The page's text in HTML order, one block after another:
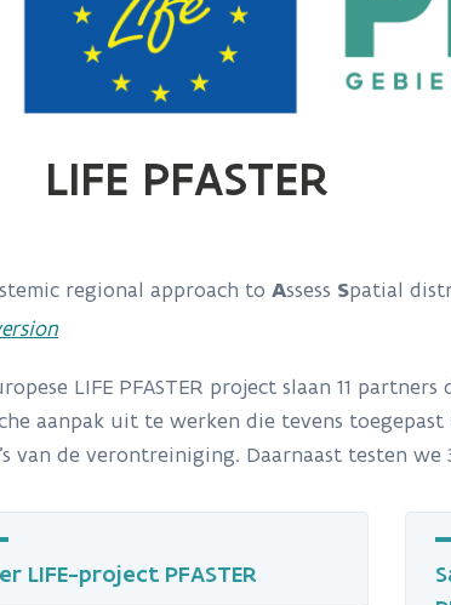
LIFE PFASTER
regional approach to Assess Spatial
LIFE PFASTER project slaan 11
aanpak uit te werken die tevens
van de verontreiniging. Daarnaast testen
LIFE-project PFASTER